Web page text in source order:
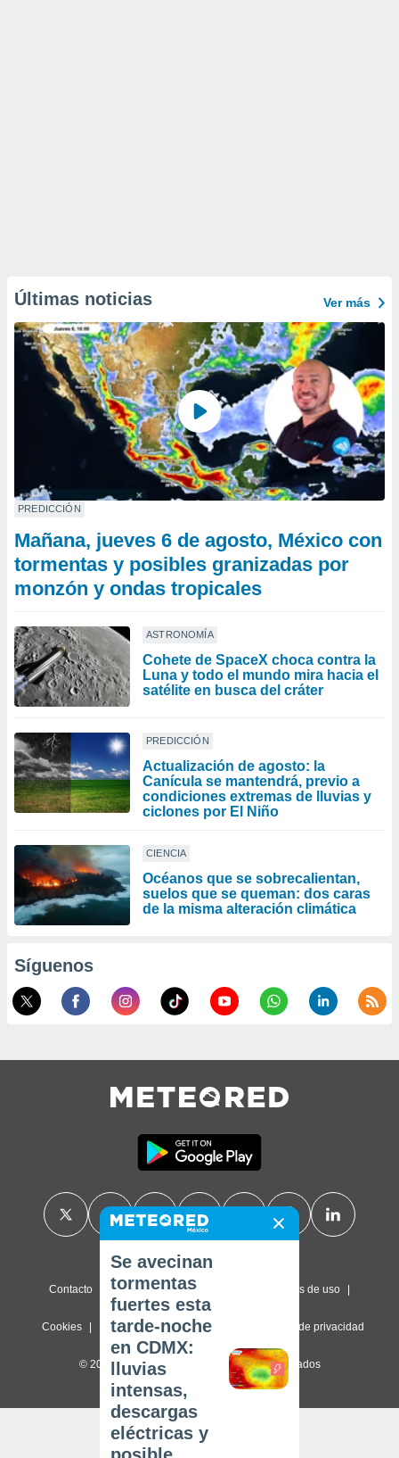
Últimas noticias Ver más
PREDICCIÓN
Mañana, jueves 6 de agosto, México con
tormentas y posibles granizadas por
monzón y ondas tropicales
ASTRONOMÍA
Cohete de SpaceX choca contra la
Luna y todo el mundo mira hacia el
satélite en busca del cráter
PREDICCIÓN
Actualización de agosto: la
Canícula se mantendrá, previo a
condiciones extremas de lluvias y
ciclones por El Niño
CIENCIA
Océanos que se sobrecalientan,
suelos que se queman: dos caras
de la misma alteración climática
Síguenos
Contacto Sobre nosotros Términos de uso
Cookies Política de privacidad Configuración de privacidad
© 2026 Meteored. Todos los derechos reservados
Se avecinan
tormentas
fuertes esta
tarde-noche
en CDMX:
lluvias
intensas,
descargas
eléctricas y